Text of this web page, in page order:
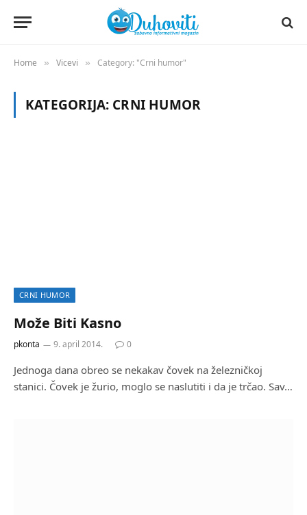
Home » Vicevi » Category: "Crni humor"
KATEGORIJA: CRNI HUMOR
CRNI HUMOR
Može Biti Kasno
pkonta 9. april 2014. 0
Jednoga dana obreo se nekakav čovek na železničkoj
stanici. Čovek je žurio, moglo se naslutiti i da je trčao. Sav…